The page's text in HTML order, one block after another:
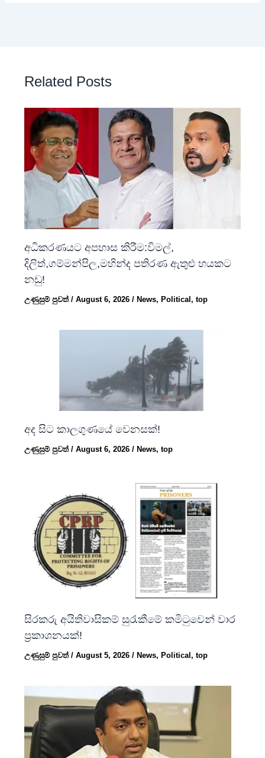
Related Posts
අධිකරණයට අපහාස කිරීම:විමල්,
දිලිත්,ගම්මන්පිල,මහින්ද පතිරණ ඇතුළු හයකට
නඩු!
උණුසුම් පුවත්/August 6, 2026/News,Political,top
අද සිට කාලගුණයේ වෙනසක්!
උණුසුම් පුවත්/August 6, 2026/News,top
සිරකරු අයිතිවාසිකම් සුරැකීමේ කමිටුවෙන් වාර
ප්‍රකාශනයක්!
උණුසුම් පුවත්/August 5, 2026/ News, Political,top